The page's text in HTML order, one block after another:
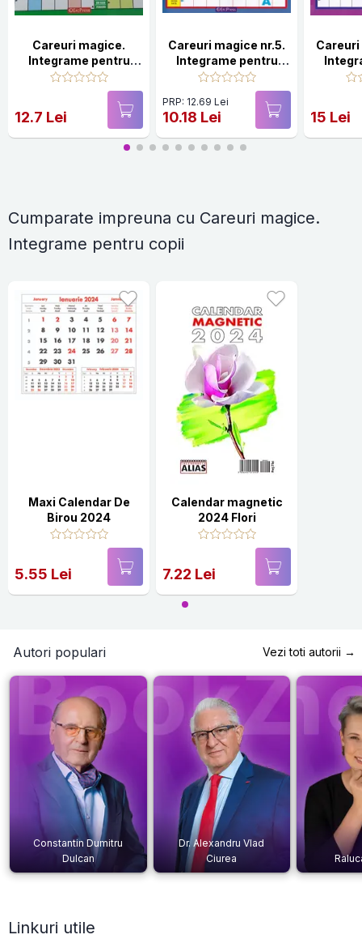
Careuri magice.
Integrame pentru
copii
12.7 Lei
Careuri magice nr.5.
Integrame pentru
copii
PRP: 12.69 Lei
10.18 Lei
copii.
15 Lei
Cumparate impreuna cu Careuri magice.
Integrame pentru copii
Maxi Calendar De
Birou 2024
5.55 Lei
Calendar magnetic
2024 Flori
7.22 Lei
Autori populari Vezi toti autorii →
Constantin Dumitru
Dulcan
Dr. Alexandru Vlad
Ciurea
Linkuri utile